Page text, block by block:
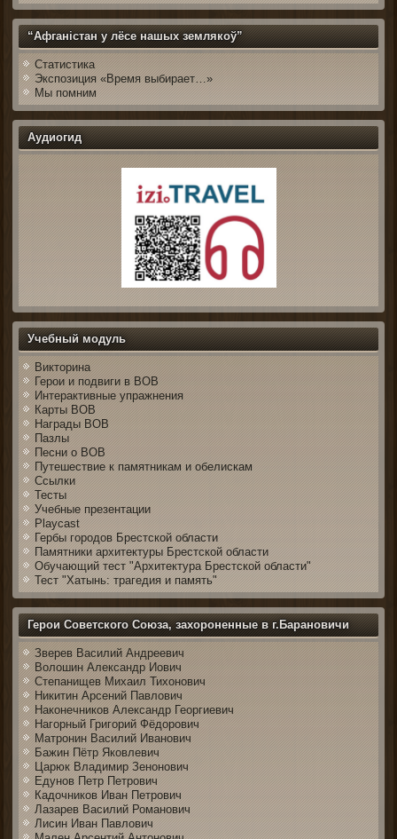
“Афганістан у лёсе нашых землякоў”
Статистика
Экспозиция «Время выбирает…»
Мы помним
Аудиогид
Учебный модуль
Викторина
Герои и подвиги в ВОВ
Интерактивные упражнения
Карты ВОВ
Награды ВОВ
Пазлы
Песни о ВОВ
Путешествие к памятникам и обелискам
Ссылки
Тесты
Учебные презентации
Playcast
Гербы городов Брестской области
Памятники архитектуры Брестской области
Обучающий тест "Архитектура Брестской области"
Тест "Хатынь: трагедия и память"
Герои Советского Союза, захороненные в г.Барановичи
Зверев Василий Андреевич
Волошин Александр Иович
Степанищев Михаил Тихонович
Никитин Арсений Павлович
Наконечников Александр Георгиевич
Нагорный Григорий Фёдорович
Матронин Василий Иванович
Бажин Пётр Яковлевич
Царюк Владимир Зенонович
Едунов Петр Петрович
Кадочников Иван Петрович
Лазарев Василий Романович
Лисин Иван Павлович